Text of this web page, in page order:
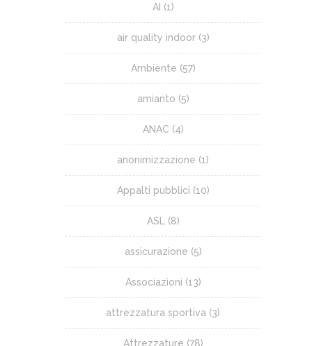
AI (1)
air quality indoor(3)
Ambiente (57)
amianto (5)
ANAC (4)
anonimizzazione (1)
Appalti pubblici (10)
ASL (8)
assicurazione (5)
Associazioni (13)
attrezzatura sportiva (3)
Attrezzature (78)